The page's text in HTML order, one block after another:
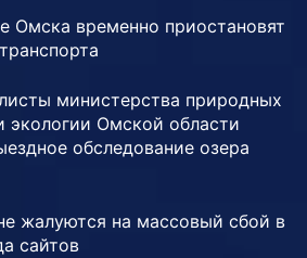
Омска временно приостановят
министерства природных
экологии Омской области
обследование озера
жалуются на массовый сбой в
сайтов